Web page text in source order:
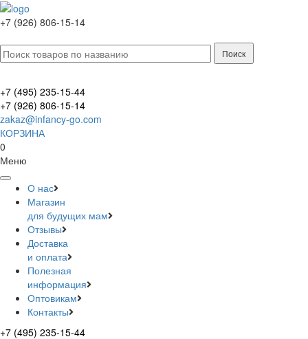
+7 (926) 806-15-14
+7 (495) 235-15-44
+7 (926) 806-15-14
zakaz@infancy-go.com
КОРЗИНА
0
Меню
О нас
Магазин
для будущих мам
Отзывы
Доставка
и оплата
Полезная
информация
Оптовикам
Контакты
+7 (495) 235-15-44